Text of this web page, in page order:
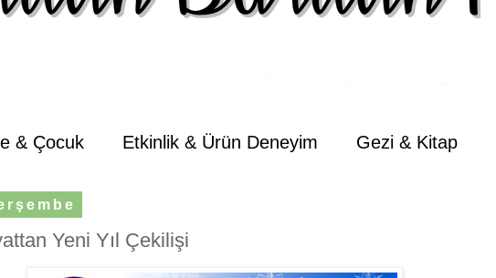
& Çocuk Etkinlik & Ürün Deneyim Gezi & Kitap
Yeni Yıl Çekilişi